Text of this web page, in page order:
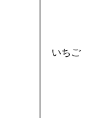
いちご